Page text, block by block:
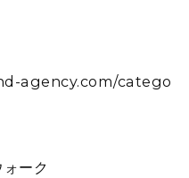
agency.com/catego
ォーク